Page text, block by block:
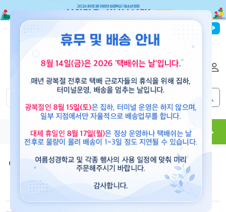
파이디온선교회
도서 뮤직 용품 현수막 콘텐츠
여름 성경학교 음반 > 2015 [믿음으로 승리해요]
악보_하나, 둘, 셋! 승리를 향해(학령전-유아,유치부)